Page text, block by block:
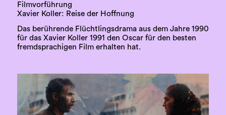
Filmvorführung
Xavier Koller: Reise der Hoffnung
Das berührende Flüchtlingsdrama aus dem Jahre 1990
für das Xavier Koller 1991 den Oscar für den besten
fremdsprachigen Film erhalten hat.